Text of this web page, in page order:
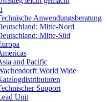
Anwendungsberatung
Mitte-Nord
Mitte-Süd
and Pacific
World Wide
Support
Unit